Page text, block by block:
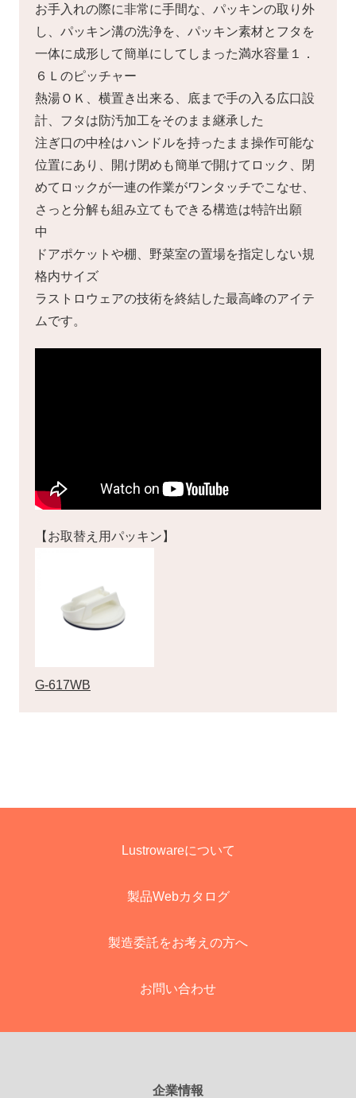
お手入れの際に非常に手間な、パッキンの取り外
し、パッキン溝の洗浄を、パッキン素材とフタを
一体に成形して簡単にしてしまった満水容量１．
６Ｌのピッチャー
熱湯ＯＫ、横置き出来る、底まで手の入る広口設
計、フタは防汚加工をそのまま継承した
注ぎ口の中栓はハンドルを持ったまま操作可能な
位置にあり、開け閉めも簡単で開けてロック、閉
めてロックが一連の作業がワンタッチでこなせ、
さっと分解も組み立てもできる構造は特許出願
中
ドアポケットや棚、野菜室の置場を指定しない規
格内サイズ
ラストロウェアの技術を終結した最高峰のアイテ
ムです。
【お取替え用パッキン】
G-617WB
Lustrowareについて
製品Webカタログ
製造委託をお考えの方へ
お問い合わせ
企業情報